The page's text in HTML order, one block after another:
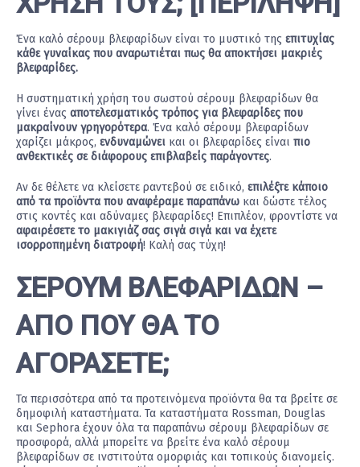
Ένα καλό σέρουμ βλεφαρίδων είναι το μυστικό της επιτυχίας
κάθε γυναίκας που αναρωτιέται πως θα αποκτήσει μακριές
βλεφαρίδες.
Η συστηματική χρήση του σωστού σέρουμ βλεφαρίδων θα
γίνει ένας αποτελεσματικός τρόπος για βλεφαρίδες που
μακραίνουν γρηγορότερα. Ένα καλό σέρουμ βλεφαρίδων
χαρίζει μάκρος, ενδυναμώνει και οι βλεφαρίδες είναι πιο
ανθεκτικές σε διάφορους επιβλαβείς παράγοντες.
Αν δε θέλετε να κλείσετε ραντεβού σε ειδικό, επιλέξτε κάποιο
από τα προϊόντα που αναφέραμε παραπάνω και δώστε τέλος
στις κοντές και αδύναμες βλεφαρίδες! Επιπλέον, φροντίστε να
αφαιρέσετε το μακιγιάζ σας σιγά σιγά και να έχετε
ισορροπημένη διατροφή! Καλή σας τύχη!
ΣΕΡΟΥΜ ΒΛΕΦΑΡΙΔΩΝ –
ΑΠΟ ΠΟΥ ΘΑ ΤΟ
ΑΓΟΡΑΣΕΤΕ;
Τα περισσότερα από τα προτεινόμενα προϊόντα θα τα βρείτε σε
δημοφιλή καταστήματα. Τα καταστήματα Rossman, Douglas
και Sephora έχουν όλα τα παραπάνω σέρουμ βλεφαρίδων σε
προσφορά, αλλά μπορείτε να βρείτε ένα καλό σέρουμ
βλεφαρίδων σε ινστιτούτα ομορφιάς και τοπικούς διανομείς.